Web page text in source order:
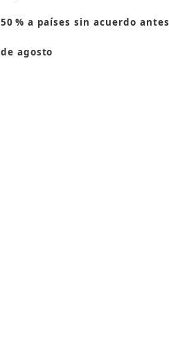
50 % a países sin acuerdo antes
de agosto